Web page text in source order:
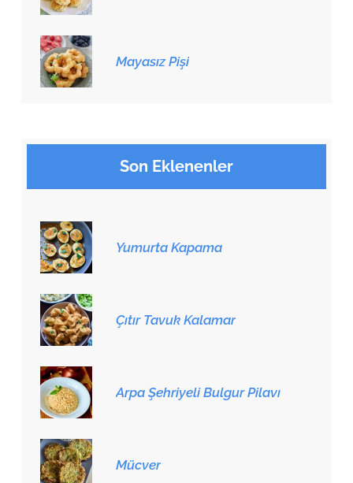
Mayasız Pişi
Son Eklenenler
Yumurta Kapama
Çıtır Tavuk Kalamar
Arpa Şehriyeli Bulgur Pilavı
Mücver